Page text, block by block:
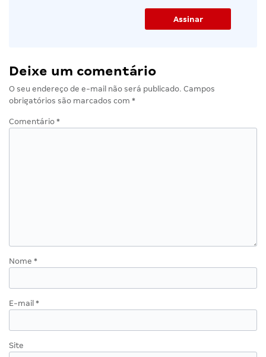
Deixe um comentário
O seu endereço de e-mail não será publicado. Campos
obrigatórios são marcados com *
Comentário *
Nome *
E-mail *
Site